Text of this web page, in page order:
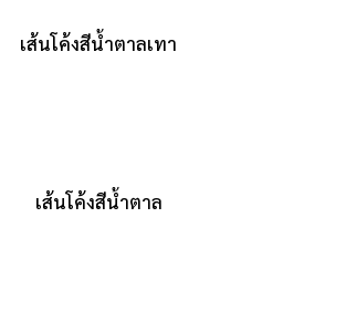
เส้นโค้งสีน้ำตาลเทา
เส้นโค้งสีน้ำตาล